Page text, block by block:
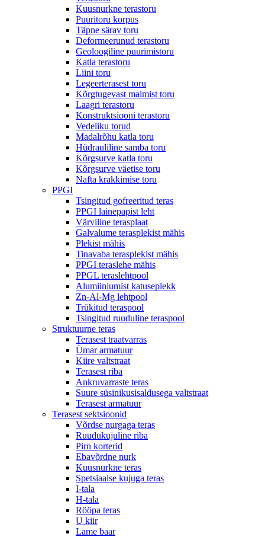
Kuusnurkne terastoru
Puuritoru korpus
Täpne särav toru
Deformeerunud terastoru
Geoloogiline puurimistoru
Katla terastoru
Liini toru
Legeerterasest toru
Kõrgtugevast malmist toru
Laagri terastoru
Konstruktsiooni terastoru
Vedeliku torud
Madalrõhu katla toru
Hüdrauliline samba toru
Kõrgsurve katla toru
Kõrgsurve väetise toru
Nafta krakkimise toru
PPGI
Tsingitud gofreeritud teras
PPGI lainepapist leht
Värviline terasplaat
Galvalume terasplekist mähis
Plekist mähis
Tinavaba terasplekist mähis
PPGI teraslehe mähis
PPGL teraslehtpool
Alumiiniumist katuseplekk
Zn-Al-Mg lehtpool
Trükitud teraspool
Tsingitud ruuduline teraspool
Struktuurne teras
Terasest traatvarras
Ümar armatuur
Kiire valtstraat
Terasest riba
Ankruvarraste teras
Suure süsinikusisaldusega valtstraat
Terasest armatuur
Terasest sektsioonid
Võrdse nurgaga teras
Ruudukujuline riba
Pirn korterid
Ebavõrdne nurk
Kuusnurkne teras
Spetsiaalse kujuga teras
I-tala
H-tala
Rööpa teras
U kiir
Lame baar